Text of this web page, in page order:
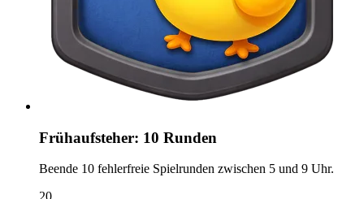
Frühaufsteher: 10 Runden
Beende 10 fehlerfreie Spielrunden zwischen 5 und 9 Uhr.